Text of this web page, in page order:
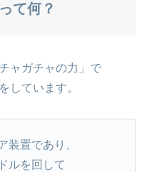
て何？
ャガチャの力」で
しています。
装置であり、
ルを回して